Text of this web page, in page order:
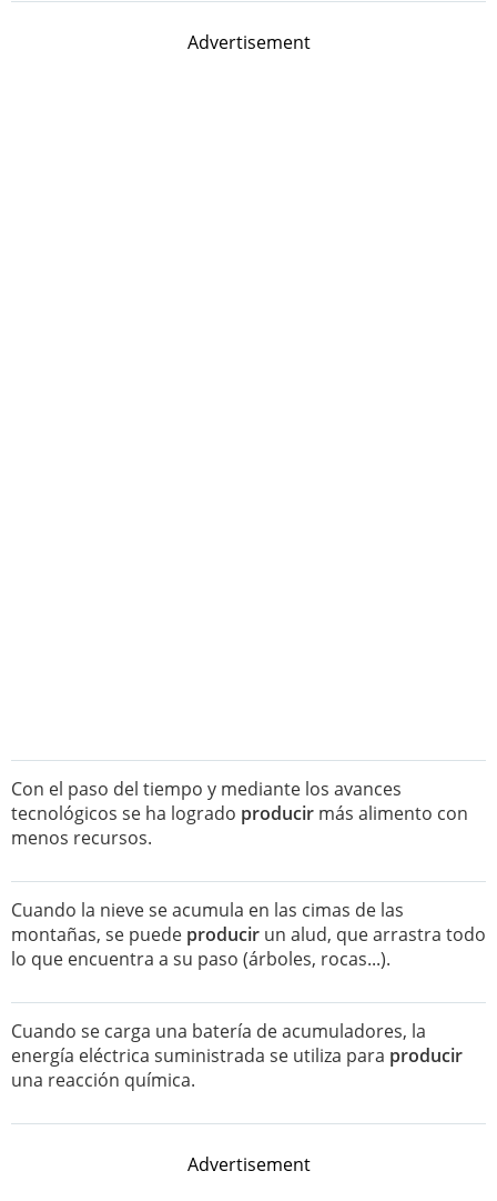
Advertisement
Con el paso del tiempo y mediante los avances
tecnológicos se ha logrado producir más alimento con
menos recursos.
Cuando la nieve se acumula en las cimas de las
montañas, se puede producir un alud, que arrastra todo
lo que encuentra a su paso (árboles, rocas...).
Cuando se carga una batería de acumuladores, la
energía eléctrica suministrada se utiliza para producir
una reacción química.
Advertisement